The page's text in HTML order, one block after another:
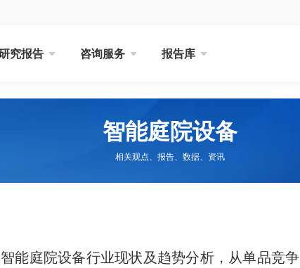
究报告 咨询服务 报告库
智能庭院设备
相关观点、报告、数据、资讯
能庭院设备行业现状及趋势分析，从单品竞争